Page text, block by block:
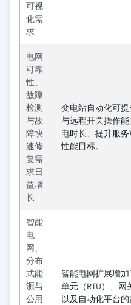
可视
化需
求
电网
可靠
性、
故障
检测
与故
障快
速修
复需
求日
益增
长
变电站自动化可
与远程开关操作
电时长、提升服
性能目标。
智能
电
网、
分布
式能
源与
公用
智能电网扩展增
单元（RTU）、
以及自动化平台